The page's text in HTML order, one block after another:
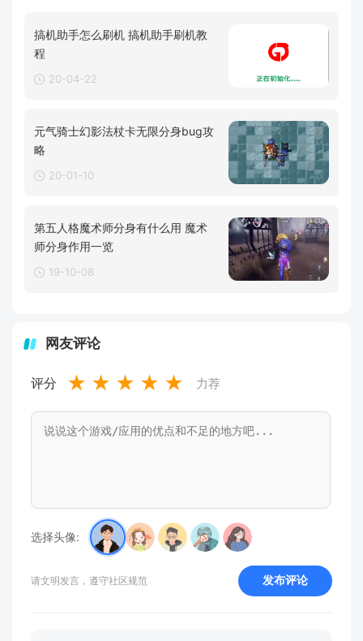
搞机助手怎么刷机 搞机助手刷机教
程
20-04-22
元气骑士幻影法杖卡无限分身bug攻
略
20-01-10
第五人格魔术师分身有什么用 魔术
师分身作用一览
19-10-08
网友评论
评分 ★ ★ ★ ★ ★ 力荐
选择头像:
请文明发言，遵守社区规范 发布评论